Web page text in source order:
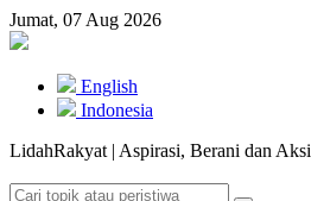
Jumat, 07 Aug 2026
English
Indonesia
LidahRakyat | Aspirasi, Berani dan Aksi